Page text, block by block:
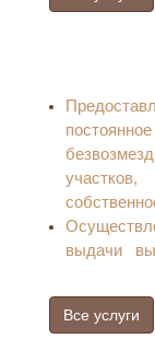
или
жалоб
выдачи
Все услуги